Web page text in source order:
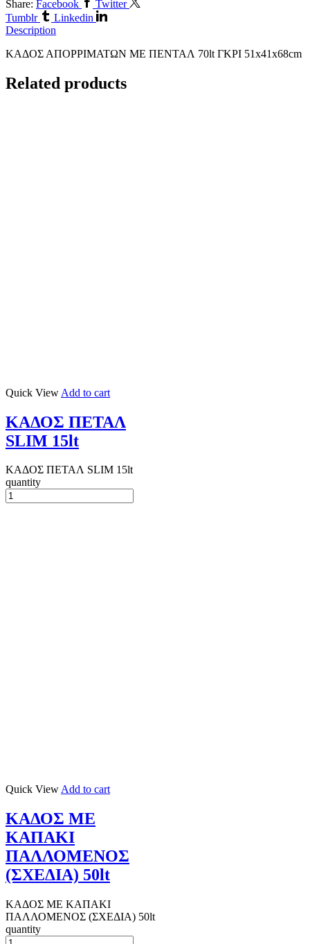
Share: Facebook
Twitter
Tumblr
Linkedin
Description
ΚΑΔΟΣ ΑΠΟΡΡΙΜΑΤΩΝ ΜΕ ΠΕΝΤΑΛ 70lt ΓΚΡΙ 51x41x68cm
Related products
Quick View Add to cart
ΚΑΔΟΣ ΠΕΤΑΛ
SLIM 15lt
ΚΑΔΟΣ ΠΕΤΑΛ SLIM 15lt
quantity
Quick ViewAdd to cart
ΚΑΔΟΣ ΜΕ
ΚΑΠΑΚΙ
ΠΑΛΛΟΜΕΝΟΣ
(ΣΧΕΔΙΑ) 50lt
ΚΑΔΟΣ ΜΕ ΚΑΠΑΚΙ
ΠΑΛΛΟΜΕΝΟΣ (ΣΧΕΔΙΑ) 50lt
quantity